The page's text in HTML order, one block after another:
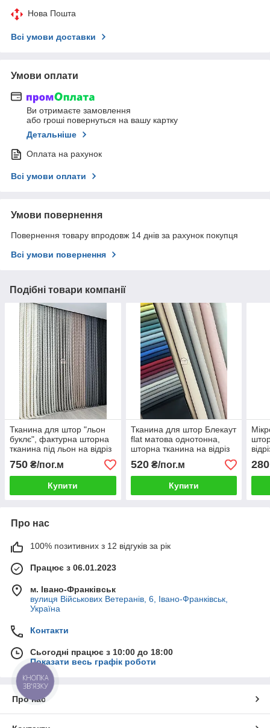
Нова Пошта
Всі умови доставки
Умови оплати
Ви отримаєте замовлення
або гроші повернуться на вашу картку
Детальніше
Оплата на рахунок
Всі умови оплати
Умови повернення
Повернення товару впродовж 14 днів за рахунок покупця
Всі умови повернення
Подібні товари компанії
Тканина для штор "льон
буклє", фактурна шторна
тканина під льон на відріз
750 ₴/пог.м
Купити
Тканина для штор Блекаут
flat матова однотонна,
шторна тканина на відріз
520₴/пог.м
Купити
280
Про нас
100% позитивних з 12 відгуків за рік
Працює з 06.01.2023
м. Івано-Франківськ
вулиця Військових Ветеранів, 6, Івано-Франківськ,
Україна
Контакти
Сьогодні працює з 10:00 до 18:00
Показати весь графік роботи
Про нас
КНОПКА
ЗВ'ЯЗКУ